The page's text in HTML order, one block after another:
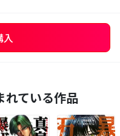
入
れている作品